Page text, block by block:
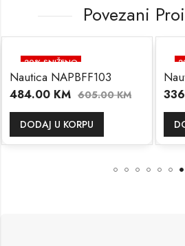
Povezani
20% SNIŽENO
Nautica NAPBFF103
484.00 KM 605.00KM
DODAJ U KORPU